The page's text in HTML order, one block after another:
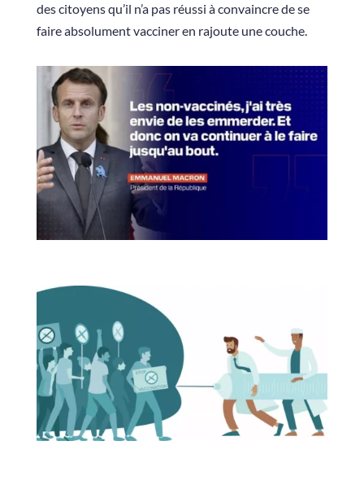
des citoyens qu’il n’a pas réussi à convaincre de se
faire absolument vacciner en rajoute une couche.